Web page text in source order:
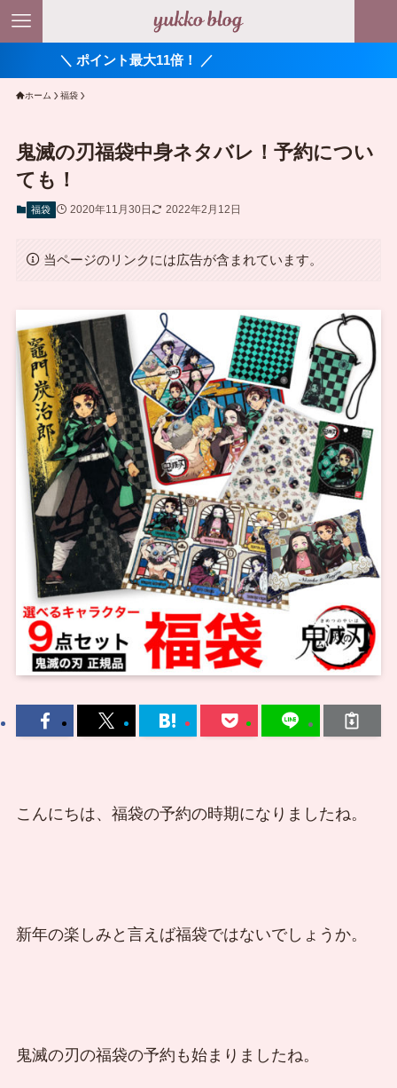
ト最大11倍！ ／
ホーム 福袋
鬼滅の刃福袋中身ネタバレ！予約につい
ても！
福袋 2020年11月30日 2022年2月12日
当ページのリンクには広告が含まれています。
こんにちは、福袋の予約の時期になりましたね。
新年の楽しみと言えば福袋ではないでしょうか。
鬼滅の刃の福袋の予約も始まりましたね。